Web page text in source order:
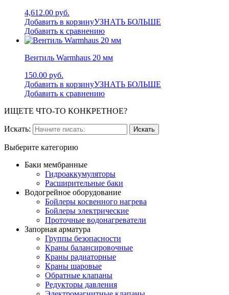
4,612.00 руб.
Добавить в корзинуУЗНАТЬ БОЛЬШЕ
Добавить к сравнению
Вентиль Warmhaus 20 мм
150.00 руб.
Добавить в корзинуУЗНАТЬ БОЛЬШЕ
Добавить к сравнению
ИЩЕТЕ ЧТО-ТО КОНКРЕТНОЕ?
Искать:
Выберите категорию
Баки мембранные
Гидроаккумуляторы
Расширительные баки
Водогрейное оборудование
Бойлеры косвенного нагрева
Бойлеры электрические
Проточные водонагреватели
Запорная арматура
Группы безопасности
Краны балансировочные
Краны радиаторные
Краны шаровые
Обратные клапаны
Редукторы давления